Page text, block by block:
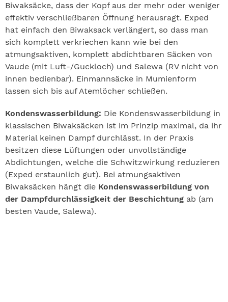
Biwaksäcke, dass der Kopf aus der mehr oder weniger
effektiv verschließbaren Öffnung herausragt. Exped
hat einfach den Biwaksack verlängert, so dass man
sich komplett verkriechen kann wie bei den
atmungsaktiven, komplett abdichtbaren Säcken von
Vaude (mit Luft-/Guckloch) und Salewa (RV nicht von
innen bedienbar). Einmannsäcke in Mumienform
lassen sich bis auf Atemlöcher schließen.
Kondenswasserbildung: Die Kondenswasserbildung in
klassischen Biwaksäcken ist im Prinzip maximal, da ihr
Material keinen Dampf durchlässt. In der Praxis
besitzen diese Lüftungen oder unvollständige
Abdichtungen, welche die Schwitzwirkung reduzieren
(Exped erstaunlich gut). Bei atmungsaktiven
Biwaksäcken hängt die Kondenswasserbildung von
der Dampfdurchlässigkeit der Beschichtung ab (am
besten Vaude, Salewa).